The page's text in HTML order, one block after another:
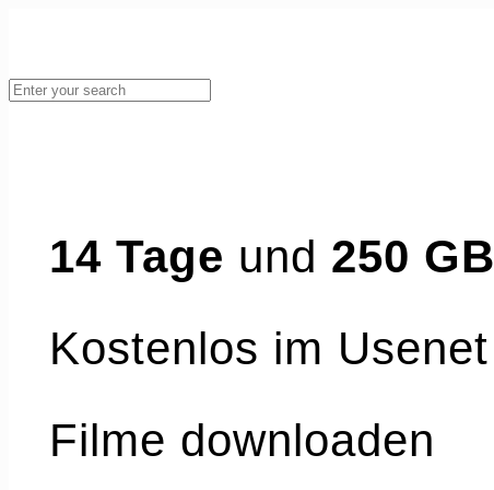
14 Tage und 250 GB
kostenlos im Usenet
Filme downloaden